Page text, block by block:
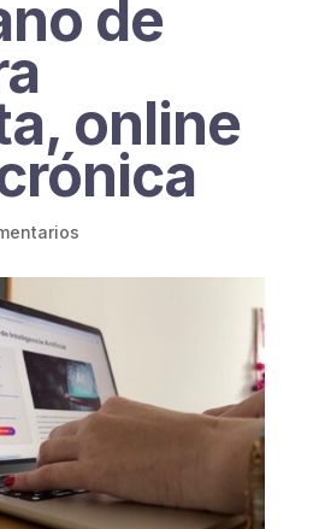
de
online